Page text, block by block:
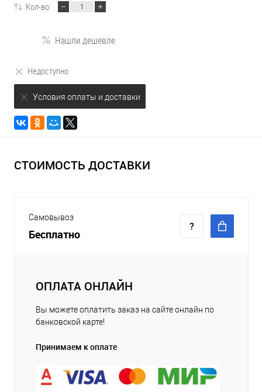
Кол-во:
Нашли дешевле
Недоступно
Условия оплаты и доставки
СТОИМОСТЬ ДОСТАВКИ
Самовывоз
Бесплатно
ОПЛАТА ОНЛАЙН
Вы можете оплатить заказ на сайте онлайн по
банковской карте!
Принимаем к оплате